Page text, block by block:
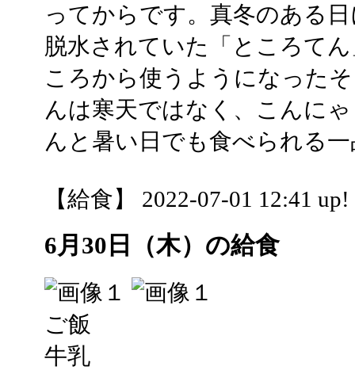
ってからです。真冬のある
脱水されていた「ところて
ころから使うようになった
んは寒天ではなく、こんに
んと暑い日でも食べられる
【給食】 2022-07-01 12:41 up!
6月30日（木）の給食
ご飯
牛乳